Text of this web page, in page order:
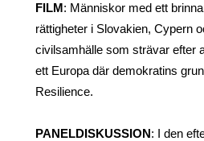
FILM : Människor med ett
rättigheter i Slovakien, Cypern
civilsamhälle som strävar efter
ett Europa där demokratins
Resilience.
PANELDISKUSSION : I den